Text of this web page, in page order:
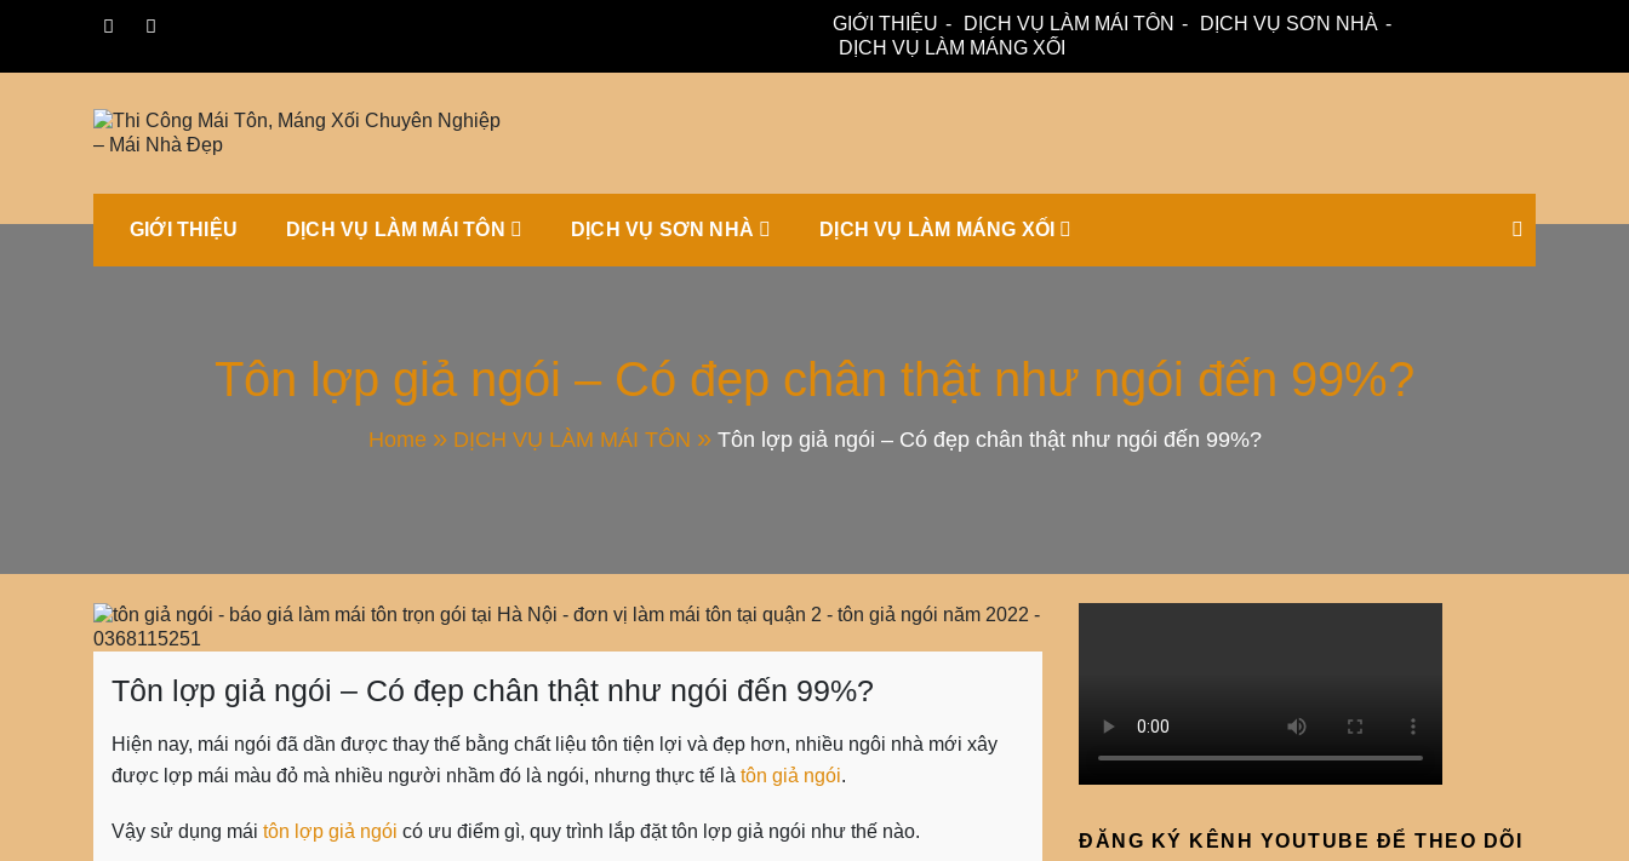
GIỚI THIỆU DỊCH VỤ LÀM MÁI TÔN
DỊCH VỤ SƠN NHÀ
DỊCH VỤ LÀM MÁNG XỐI
Thi Công Mái Tôn, Máng Xối Chuyên
GIỚI THIỆU DỊCH VỤ LÀM MÁI TÔN DỊCH VỤ SƠN NHÀ DỊCH VỤ LÀM MÁNG XỐI
Tôn lợp giả ngói – Có đẹp chân thật như ngói đến 99%?
Home DỊCH VỤ LÀM MÁI TÔN Tôn lợp giả ngói – Có đẹp chân thật như ngói đến 99%?
Tôn lợp giả ngói – Có đẹp chân thật như ngói đến 99%?
Hiện nay, mái ngói đã dần được thay thế bằng chất liệu tôn tiện lợi và đẹp hơn, nhiều ngôi nhà mới xây
được lợp mái màu đỏ mà nhiều người nhầm đó là ngói, nhưng thực tế là tôn giả ngói.
Vậy sử dụng mái tôn lợp giả ngói có ưu điểm gì, quy trình lắp đặt tôn lợp giả ngói như thế nào. ĐĂNG KÝ KÊNH YOUTUBE ĐỂ THEO DÕI